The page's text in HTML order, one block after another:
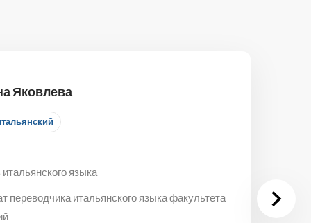
Яковлева
языка
итальянского языка факультета